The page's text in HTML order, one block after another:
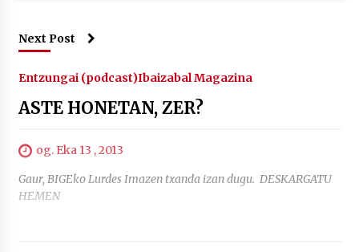
Next Post
Entzungai (podcast)Ibaizabal Magazina
ASTE HONETAN, ZER?
og. Eka 13 , 2013
Gaur, BIGEko Lurdes Imazen txanda izan dugu. DESKARGATU
HEMEN